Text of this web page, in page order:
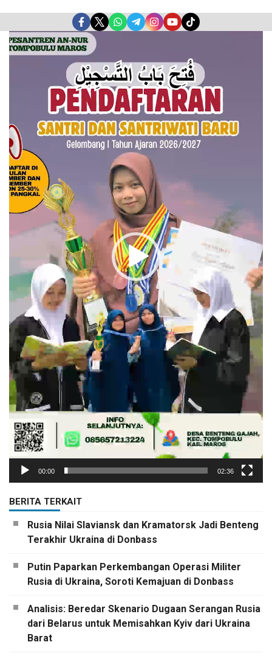
Pemutar
Video
00:00 02:36
BERITA TERKAIT
Rusia Nilai Slaviansk dan Kramatorsk Jadi Benteng
Terakhir Ukraina di Donbass
Putin Paparkan Perkembangan Operasi Militer
Rusia di Ukraina, Soroti Kemajuan di Donbass
Analisis: Beredar Skenario Dugaan Serangan Rusia
dari Belarus untuk Memisahkan Kyiv dari Ukraina
Barat